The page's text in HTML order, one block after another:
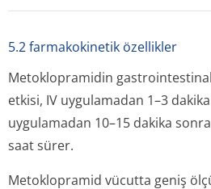
5.2 farmakokinetik özellikler
Metoklopramidin
etkisi, IV uygulamadan 1–3
uygulamadan 10–15 dakika
saat sürer.
Metoklopramid vücutta geniş